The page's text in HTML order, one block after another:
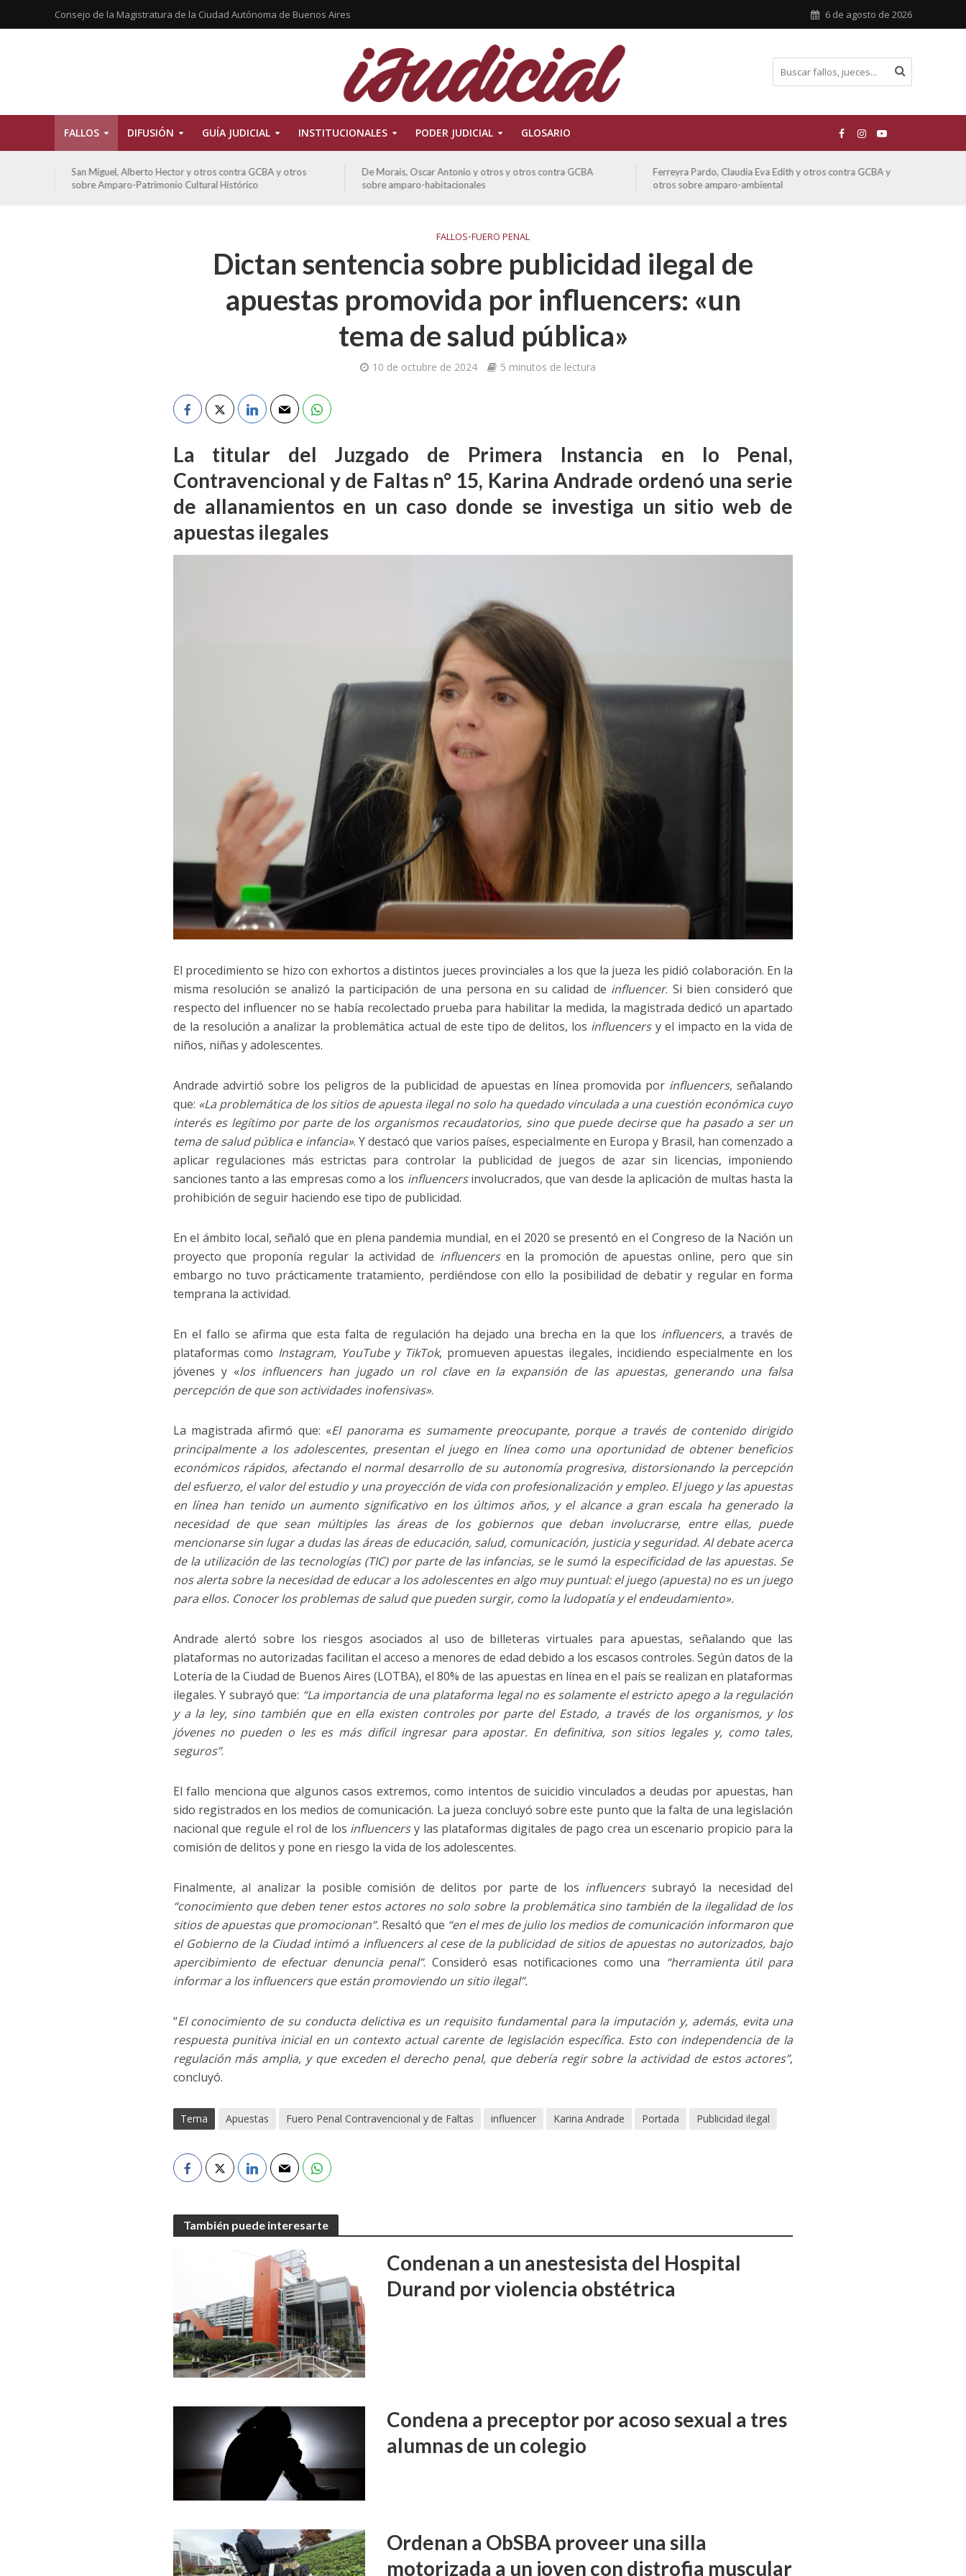
Consejo de la Magistratura de la Ciudad Autónoma de Buenos Aires 6 de agosto de 2026
FALLOS DIFUSIÓN GUÍA JUDICIAL INSTITUCIONALES PODER JUDICIAL GLOSARIO
San Miguel, Alberto Hector y otros contra GCBA y otros
sobre Amparo-Patrimonio Cultural Histórico
De Morais, Oscar Antonio y otros y otros contra GCBA
sobre amparo-habitacionales
Ferreyra Pardo, Claudia Eva Edith y otros contra GCBA y
otros sobre amparo-ambiental
FALLOS•FUERO PENAL
Dictan sentencia sobre publicidad ilegal de
apuestas promovida por influencers: «un
tema de salud pública»
10 de octubre de 2024 5 minutos de lectura
La titular del Juzgado de Primera Instancia en lo Penal,
Contravencional y de Faltas n° 15, Karina Andrade ordenó una serie
de allanamientos en un caso donde se investiga un sitio web de
apuestas ilegales
El procedimiento se hizo con exhortos a distintos jueces provinciales a los que la jueza les pidió colaboración. En la
misma resolución se analizó la participación de una persona en su calidad de influencer. Si bien consideró que
respecto del influencer no se había recolectado prueba para habilitar la medida, la magistrada dedicó un apartado
de la resolución a analizar la problemática actual de este tipo de delitos, los influencersy el impacto en la vida de
niños, niñas y adolescentes.
Andrade advirtió sobre los peligros de la publicidad de apuestas en línea promovida por influencers, señalando
que: «La problemática de los sitios de apuesta ilegal no solo ha quedado vinculada a una cuestión económica cuyo
interés es legítimo por parte de los organismos recaudatorios, sino que puede decirse que ha pasado a ser un
tema de salud pública e infancia». Y destacó que varios países, especialmente en Europa y Brasil, han comenzado a
aplicar regulaciones más estrictas para controlar la publicidad de juegos de azar sin licencias, imponiendo
sanciones tanto a las empresas como a los influencersinvolucrados, que van desde la aplicación de multas hasta la
prohibición de seguir haciendo ese tipo de publicidad.
En el ámbito local, señaló que en plena pandemia mundial, en el 2020 se presentó en el Congreso de la Nación un
proyecto que proponía regular la actividad de influencersen la promoción de apuestas online, pero que sin
embargo no tuvo prácticamente tratamiento, perdiéndose con ello la posibilidad de debatir y regular en forma
temprana la actividad.
En el fallo se afirma que esta falta de regulación ha dejado una brecha en la que los influencers, a través de
plataformas como Instagram, YouTube y TikTok, promueven apuestas ilegales, incidiendo especialmente en los
jóvenes y «los influencers han jugado un rol clave en la expansión de las apuestas, generando una falsa
percepción de que son actividades inofensivas».
La magistrada afirmó que: «El panorama es sumamente preocupante, porque a través de contenido dirigido
principalmente a los adolescentes, presentan el juego en línea como una oportunidad de obtener beneficios
económicos rápidos, afectando el normal desarrollo de su autonomía progresiva, distorsionando la percepción
del esfuerzo, el valor del estudio y una proyección de vida con profesionalización y empleo. El juego y las apuestas
en línea han tenido un aumento significativo en los últimos años, y el alcance a gran escala ha generado la
necesidad de que sean múltiples las áreas de los gobiernos que deban involucrarse, entre ellas, puede
mencionarse sin lugar a dudas las áreas de educación, salud, comunicación, justicia y seguridad. Al debate acerca
de la utilización de las tecnologías (TIC) por parte de las infancias, se le sumó la especificidad de las apuestas. Se
nos alerta sobre la necesidad de educar a los adolescentes en algo muy puntual: el juego (apuesta) no es un juego
para ellos. Conocer los problemas de salud que pueden surgir, como la ludopatía y el endeudamiento».
Andrade alertó sobre los riesgos asociados al uso de billeteras virtuales para apuestas, señalando que las
plataformas no autorizadas facilitan el acceso a menores de edad debido a los escasos controles. Según datos de la
Lotería de la Ciudad de Buenos Aires (LOTBA), el 80% de las apuestas en línea en el país se realizan en plataformas
ilegales. Y subrayó que: “La importancia de una plataforma legal no es solamente el estricto apego a la regulación
y a la ley, sino también que en ella existen controles por parte del Estado, a través de los organismos, y los
jóvenes no pueden o les es más difícil ingresar para apostar. En definitiva, son sitios legales y, como tales,
seguros”.
El fallo menciona que algunos casos extremos, como intentos de suicidio vinculados a deudas por apuestas, han
sido registrados en los medios de comunicación. La jueza concluyó sobre este punto que la falta de una legislación
nacional que regule el rol de los influencersy las plataformas digitales de pago crea un escenario propicio para la
comisión de delitos y pone en riesgo la vida de los adolescentes.
Finalmente, al analizar la posible comisión de delitos por parte de los influencerssubrayó la necesidad del
“conocimiento que deben tener estos actores no solo sobre la problemática sino también de la ilegalidad de los
sitios de apuestas que promocionan”. Resaltó que “en el mes de julio los medios de comunicación informaron que
el Gobierno de la Ciudad intimó a influencers al cese de la publicidad de sitios de apuestas no autorizados, bajo
apercibimiento de efectuar denuncia penal”. Consideró esas notificaciones como una “herramienta útil para
informar a los influencers que están promoviendo un sitio ilegal”.
“El conocimiento de su conducta delictiva es un requisito fundamental para la imputación y, además, evita una
respuesta punitiva inicial en un contexto actual carente de legislación específica. Esto con independencia de la
regulación más amplia, y que exceden el derecho penal, que debería regir sobre la actividad de estos actores”,
concluyó.
Tema Apuestas Fuero Penal Contravencional y de Faltas influencer Karina Andrade Portada Publicidad ilegal
También puede interesarte
Condenan a un anestesista del Hospital
Durand por violencia obstétrica
Condena a preceptor por acoso sexual a tres
alumnas de un colegio
Ordenan a ObSBA proveer una silla
motorizada a un joven con distrofia muscular